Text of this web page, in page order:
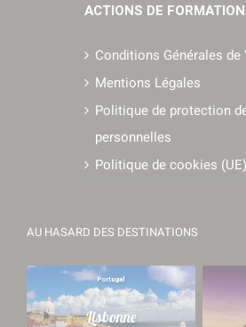
ACTIONS DE FORMATION
Conditions Générales de
Mentions Légales
Politique de protection
personnelles
Politique de cookies (UE)
AU HASARD DES DESTINATIONS
Portugal
Lisbonne